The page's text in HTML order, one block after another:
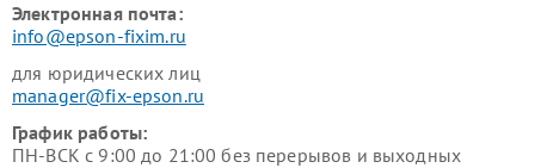
Электронная почта:
info@epson-fixim.ru
для юридических лиц
manager@fix-epson.ru
График работы:
ПН-ВСК с 9:00 до 21:00 без перерывов и выходных